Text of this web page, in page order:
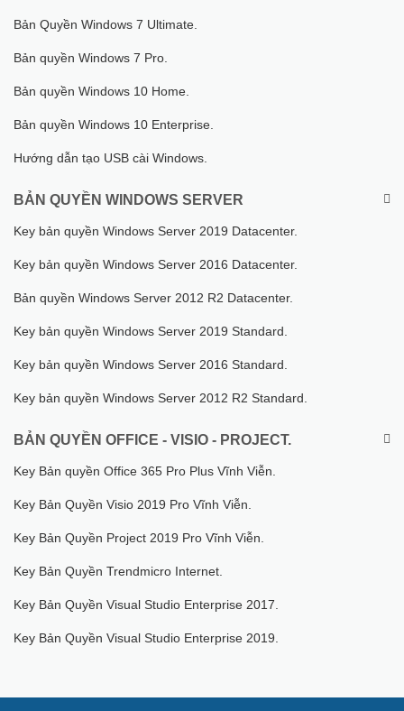
Bản Quyền Windows 7 Ultimate.
Bản quyền Windows 7 Pro.
Bản quyền Windows 10 Home.
Bản quyền Windows 10 Enterprise.
Hướng dẫn tạo USB cài Windows.
BẢN QUYỀN WINDOWS SERVER
Key bản quyền Windows Server 2019 Datacenter.
Key bản quyền Windows Server 2016 Datacenter.
Bản quyền Windows Server 2012 R2 Datacenter.
Key bản quyền Windows Server 2019 Standard.
Key bản quyền Windows Server 2016 Standard.
Key bản quyền Windows Server 2012 R2 Standard.
BẢN QUYỀN OFFICE - VISIO - PROJECT.
Key Bản quyền Office 365 Pro Plus Vĩnh Viễn.
Key Bản Quyền Visio 2019 Pro Vĩnh Viễn.
Key Bản Quyền Project 2019 Pro Vĩnh Viễn.
Key Bản Quyền Trendmicro Internet.
Key Bản Quyền Visual Studio Enterprise 2017.
Key Bản Quyền Visual Studio Enterprise 2019.